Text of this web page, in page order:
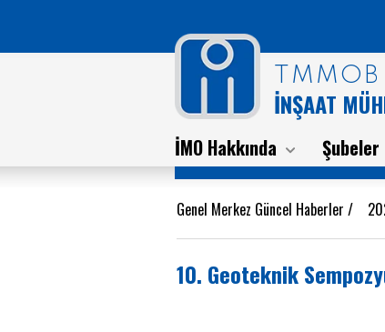
TMMOB
İNŞAAT
İMO Hakkında Şubeler
Genel Merkez Güncel Haberler /
10. Geoteknik